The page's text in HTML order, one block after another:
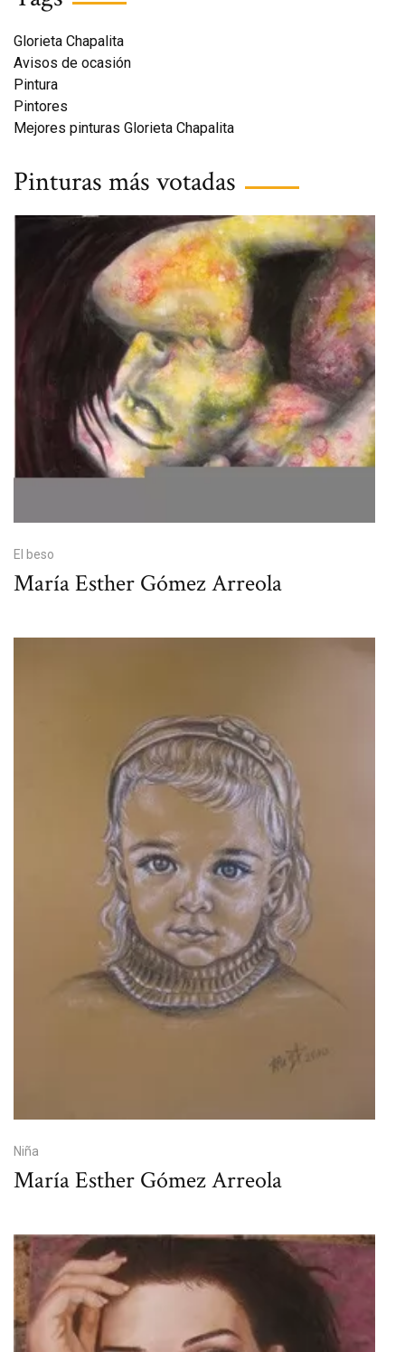
Glorieta Chapalita
Avisos de ocasión
Pintura
Pintores
Mejores pinturas Glorieta Chapalita
Pinturas más votadas
El beso
María Esther Gómez Arreola
Niña
María Esther Gómez Arreola